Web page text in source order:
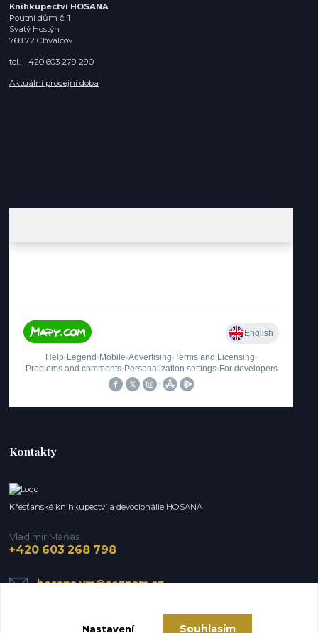
Knihkupectví HOSANA
Poutní dům č. 1
Svatý Hostýn
768 72 Chvalčov
tel.: +420 603 279 290
Aktuální prodejní doba
Kontakty
Křesťanské knihkupectví a devocionálie HOSANA
Vladimír Maňas
+420 603 268 798
hosana.vm@seznam.cz
Nastavení Souhlasím